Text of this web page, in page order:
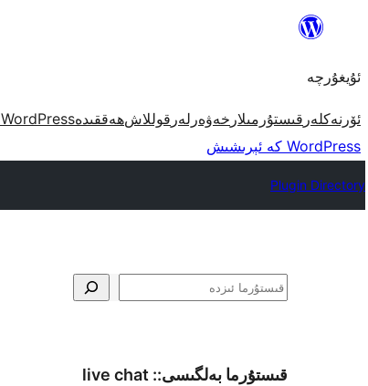
مەزمۇنغا
ئۇيغۇرچە
ئۆرنەكلەر قىستۇرمىلار خەۋەرلەر قوللاشھەققىدەWordPress كە ئېرىشىش
WordPress كە ئېرىشىش
Plugin Directory
ئىزدە
قىستۇرما بەلگىسى:: live chat